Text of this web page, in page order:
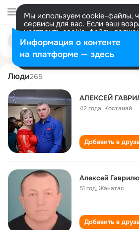
Мы используем cookie-файлы,
сервисы для вас. Если ваш
настроить cookie-файлы
представитель. Больше
Разрешить все Настроить
Поиск
людям
aleksey gavrilyuk
Люди265
АЛЕКСЕЙ
42 года, Костанай
Добавить в
Алексей
51 год,Жанатас
Добавить в
Информация о контенте
на платформе — здесь